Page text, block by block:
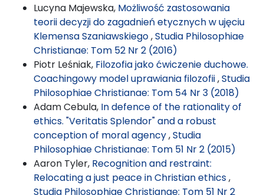
Lucyna Majewska, Możliwość zastosowania
teorii decyzji do zagadnień etycznych w ujęciu
Klemensa Szaniawskiego,Studia Philosophiae
Christianae: Tom 52 Nr 2 (2016)
Piotr Leśniak, Filozofia jako ćwiczenie duchowe.
Coachingowy model uprawiania filozofii,Studia
Philosophiae Christianae: Tom 54 Nr 3 (2018)
Adam Cebula, In defence of the rationality of
ethics. "Veritatis Splendor" and a robust
conception of moral agency,Studia
Philosophiae Christianae: Tom 51 Nr 2 (2015)
Aaron Tyler, Recognition and restraint:
Relocating a just peace in Christian ethics,
Studia Philosophiae Christianae: Tom 51 Nr 2